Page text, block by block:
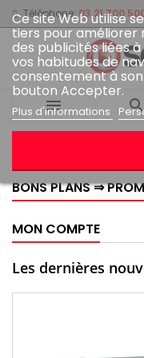
Téléphone: 03 21 700
Ce site Web utilise
tiers pour améliorer
des publicités liées
vos habitudes de
consentement à
bouton Accepter.
Plus d'informations

BONS PLANS ⇒
MON COMPTE
Les dernières